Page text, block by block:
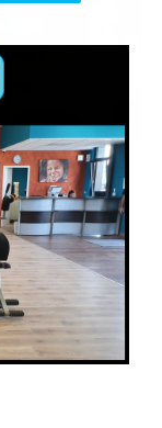
plus
se sentir mieux.
tes objectifs.